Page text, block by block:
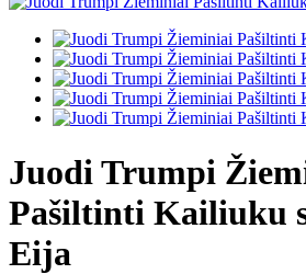
Juodi Trumpi
Pašiltinti Kailiuku
Eija